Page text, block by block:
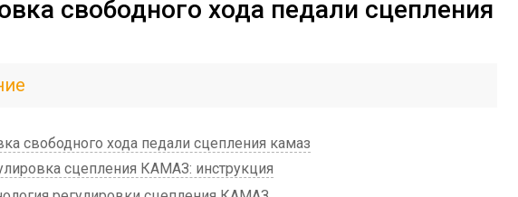
свободного хода педали сцепления
свободного хода педали сцепления камаз
сцепления КАМАЗ: инструкция